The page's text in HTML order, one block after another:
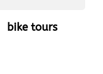
bike tours